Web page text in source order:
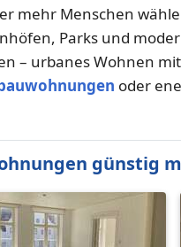
mehr Menschen
Parks und
– urbanes Wohnen
oder
günstig